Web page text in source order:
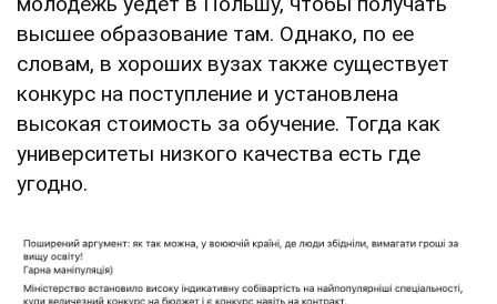
высшее образование там. Однако, по ее
словам, в хороших вузах также существует
конкурс на поступление и установлена
высокая стоимость за обучение. Тогда как
университеты низкого качества есть где
угодно.